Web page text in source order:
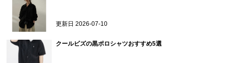
更新日2026-07-10
クールビズの黒ポロシャツおすすめ5選